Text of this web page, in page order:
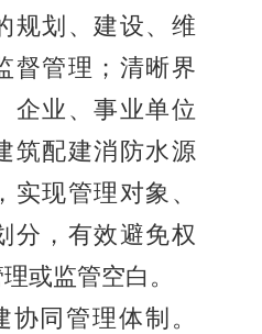
规划、建设、维
督管理；清晰界
企业、事业单位
筑配建消防水源
实现管理对象、
分，有效避免权
或监管空白。
协同管理体制。